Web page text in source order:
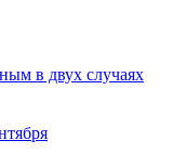
в двух случаях